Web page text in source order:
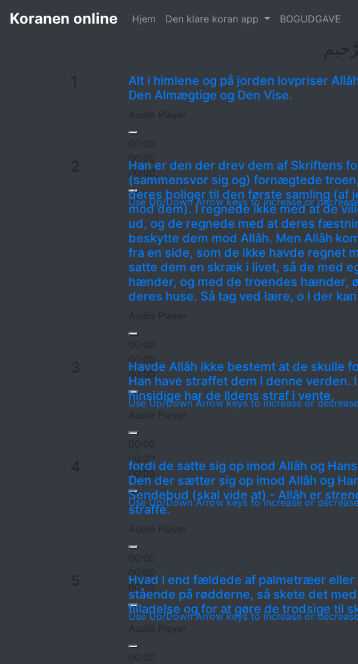
Koranen online Hjem Den klare koran app BOGUDGAVE
Koranen 59. Samlingen الحشر
Alt i himlene og på jorden lovpriser
Den Almægtige og Den Vise.
Audio Player
00:00
00:00
00:00
Use Up/Down Arrow keys to increase or
2
Han er den der drev dem af Skriftens
(sammensvor sig og) fornægtede
deres boliger til den første samling (af
mod dem). I regnede ikke med at de
ud, og de regnede med at deres
beskytte dem mod Allâh. Men Allâh
fra en side, som de ikke havde regnet
satte dem en skræk i livet, så de med
hænder, og med de troendes hænder,
deres huse. Så tag ved lære, o I der
Audio Player
00:00
00:00
00:00
Use Up/Down Arrow keys to increase or
3
Havde Allâh ikke bestemt at de skulle
Han have straffet dem i denne verden.
hinsidige har de Ildens straf i vente,
Audio Player
00:00
00:00
00:00
Use Up/Down Arrow keys to increase or
fordi de satte sig op imod Allâh og
Den der sætter sig op imod Allâh og
Sendebud (skal vide at) - Allâh er
straffe.
Audio Player
00:00
00:00
00:00
Use Up/Down Arrow keys to increase or
5
Hvad I end fældede af palmetræer eller
stående på rødderne, så skete det
tilladelse og for at gøre de trodsige til
Audio Player
00:00